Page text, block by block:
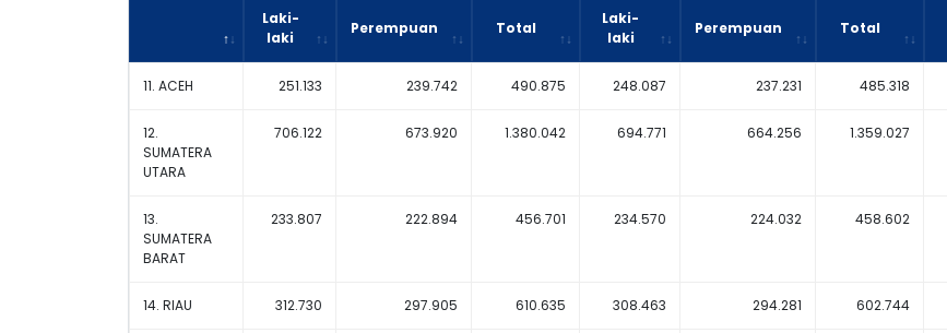
Laki-
laki
Perempuan Total
Laki-
laki
Perempuan Total
11. ACEH 251.133 239.742 490.875 248.087 237.231 485.318
12.
SUMATERA
UTARA
706.122 673.920 1.380.042 694.771 664.256 1.359.027
13.
SUMATERA
BARAT
233.807 222.894 456.701 234.570 224.032 458.602
14. RIAU 312.730 297.905 610.635 308.463 294.281 602.744